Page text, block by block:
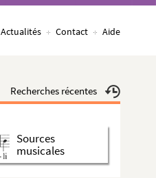
Actualités Contact Aide
Recherches récentes
Sources
musicales